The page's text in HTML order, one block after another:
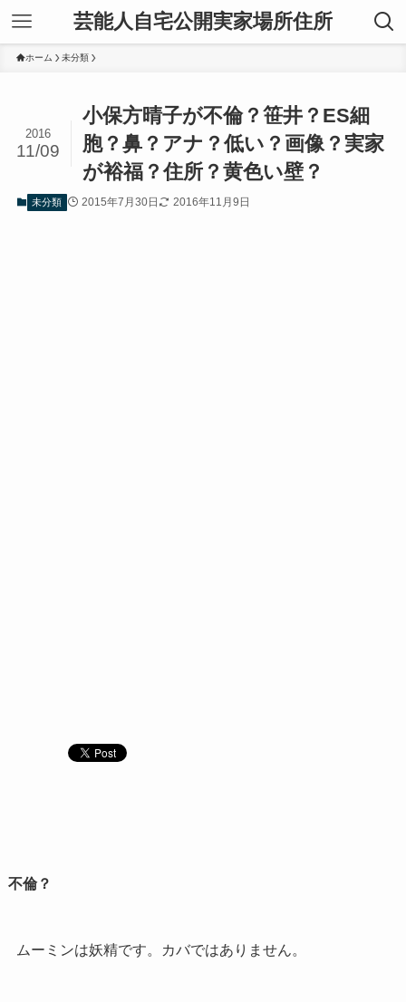
芸能人自宅公開実家場所住所
ホーム 未分類
小保方晴子が不倫？笹井？ES細
胞？鼻？アナ？低い？画像？実家
が裕福？住所？黄色い壁？
2016
11/09
未分類 2015年7月30日 2016年11月9日
不倫？
ムーミンは妖精です。カバではありません。